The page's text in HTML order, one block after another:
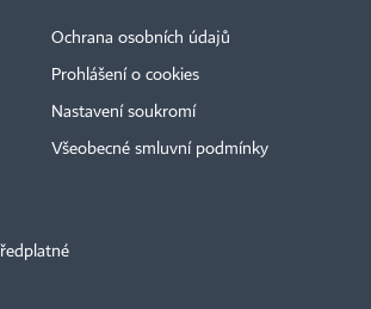
Ochrana osobních údajů
Prohlášení o cookies
Nastavení soukromí
Všeobecné smluvní podmínky